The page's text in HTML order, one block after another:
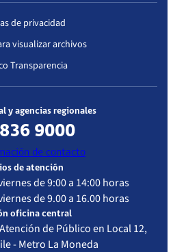
de privacidad
visualizar archivos
Transparencia
y agencias regionales
9000
de contacto
de atención
de 9:00 a 14:00 horas
de 9.00 a 16.00 horas
oficina central
de Público en Local 12,
- Metro La Moneda